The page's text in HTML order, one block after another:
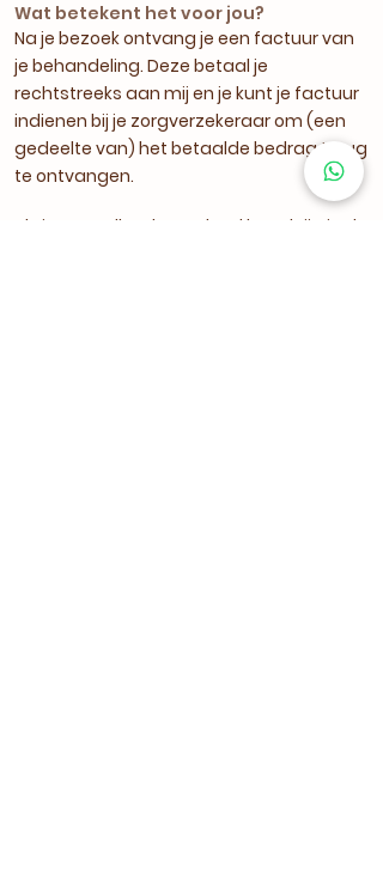
Wat betekent het voor jou?
Na je bezoek ontvang je een factuur van
je behandeling. Deze betaal je
rechtstreeks aan mij en je kunt je factuur
indienen bij je zorgverzekeraar om (een
gedeelte van) het betaalde bedrag terug
te ontvangen.
Als je aanvullend verzekerd bent krijg je de